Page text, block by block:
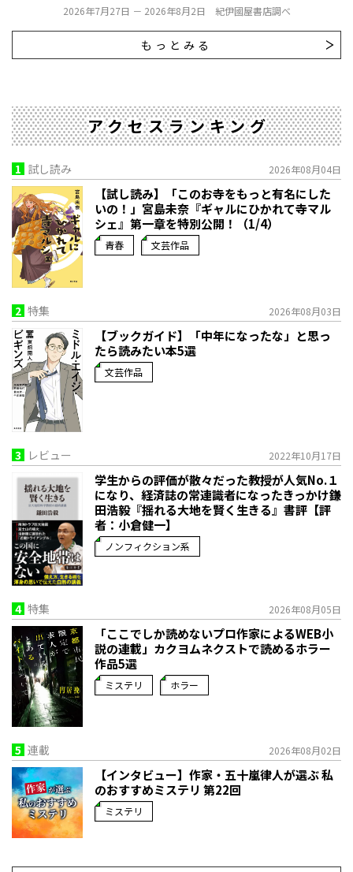
2026年7月27日 － 2026年8月2日 紀伊國屋書店調べ
もっとみる
アクセスランキング
1 試し読み 2026年08月04日
【試し読み】「このお寺をもっと有名にした
いの！」宮島未奈『ギャルにひかれて寺マル
シェ』第一章を特別公開！（1/4）
青春 文芸作品
2 特集 2026年08月03日
【ブックガイド】「中年になったな」と思っ
たら読みたい本5選
文芸作品
3 レビュー 2022年10月17日
学生からの評価が散々だった教授が人気No.１
になり、経済誌の常連識者になったきっかけ――鎌
田浩毅『揺れる大地を賢く生きる』書評【評
者：小倉健一】
ノンフィクション系
4 特集 2026年08月05日
「ここでしか読めないプロ作家によるWEB小
説の連載」――カクヨムネクストで読めるホラー
作品5選
ミステリ ホラー
5 連載 2026年08月02日
【インタビュー】作家・五十嵐律人が選ぶ 私
のおすすめミステリ 第22回
ミステリ